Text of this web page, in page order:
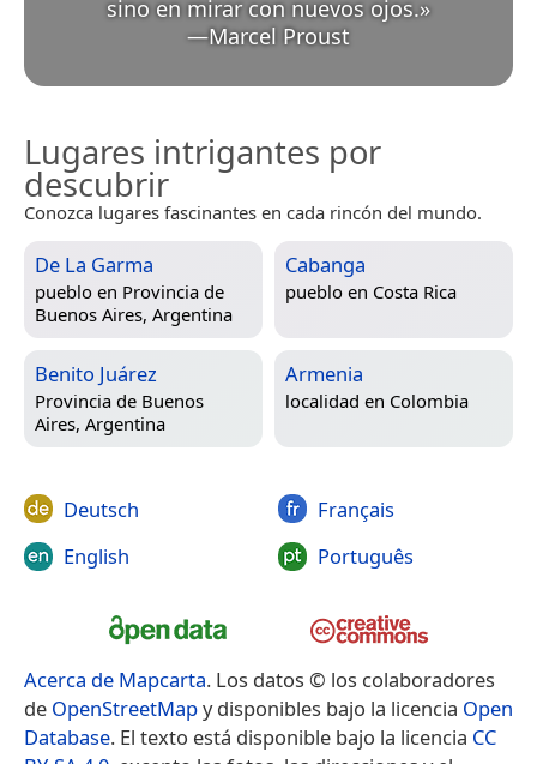
sino en mirar con nuevos ojos.
—Marcel Proust
Lugares intrigantes por
descubrir
Conozca lugares fascinantes en cada rincón del mundo.
De La Garma
pueblo en Provincia de
Buenos Aires, Argentina
Cabanga
pueblo en Costa Rica
Benito Juárez
Provincia de Buenos
Aires, Argentina
Armenia
localidad en Colombia
Deutsch
English
Français
Português
Acerca de Mapcarta. Los datos © los colaboradores
de OpenStreetMapy disponibles bajo la licencia Open
Database. El texto está disponible bajo la licencia CC